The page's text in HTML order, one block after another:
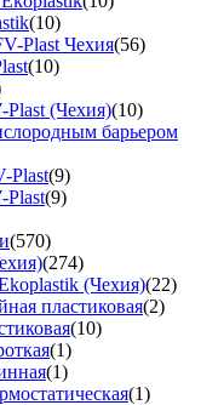
(10)
Plast Чехия(56)
(10)
(Чехия)(10)
барьером
Plast(9)
Plast(9)
(570)
(274)
(Чехия)(22)
пластиковая(2)
(10)
(1)
(1)
(1)